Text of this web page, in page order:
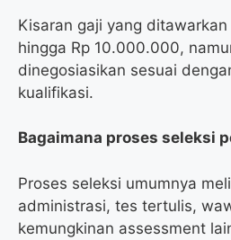
Kisaran gaji yang
hingga Rp 10.000.000,
dinegosiasikan sesuai
kualifikasi.
Bagaimana proses seleksi
Proses seleksi umumnya
administrasi, tes tertulis,
kemungkinan assessment